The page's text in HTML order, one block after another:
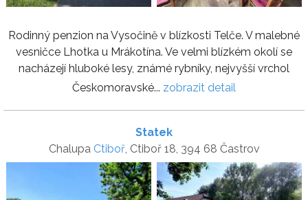
Rodinný penzion na Vysočině v blízkosti Telče. V malebné
vesničce Lhotka u Mrákotína. Ve velmi blízkém okolí se
nacházejí hluboké lesy, známé rybníky, nejvyšší vrchol
Českomoravské... zobrazit detail
Statek
Chalupa Ctiboř, Ctiboř 18, 394 68 Častrov